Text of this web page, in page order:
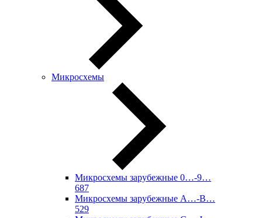
Микросхемы
Микросхемы зарубежные 0…-9…
687
Микросхемы зарубежные A…-B…
529